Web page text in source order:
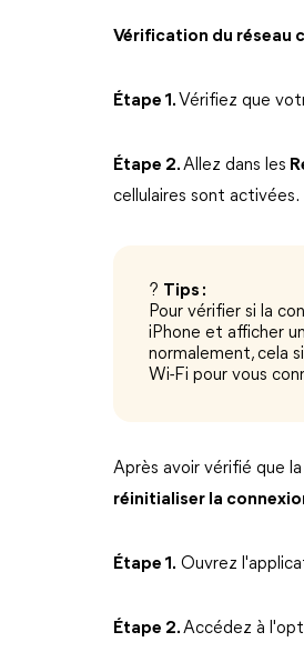
Vérification du réseau
Étape 1. Vérifiez que
Étape 2.Allez dans les
cellulaires sont activées.
? Tips :
Pour vérifier si la
iPhone et afficher
normalement, cela
Wi-Fi pour vous
Après avoir vérifié que
réinitialiser la
Étape 1. Ouvrez
Étape 2.Accédez à